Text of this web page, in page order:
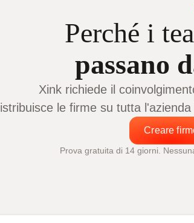
Perché i
passano
Xink richiede il
le firme su tutta
Creare
Prova gratuita di 14 giorni.